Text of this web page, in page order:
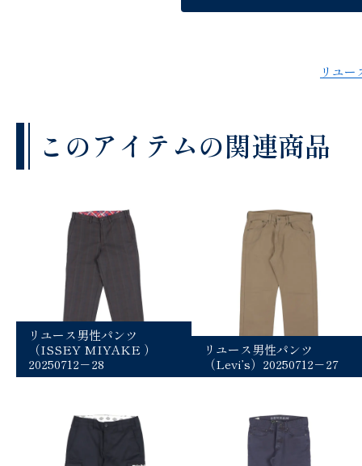
リユ
このアイテムの関連商品
リユース男性パンツ
（ISSEY MIYAKE ）
20250712－28
リユース男性パンツ
（Levi’s）20250712－27